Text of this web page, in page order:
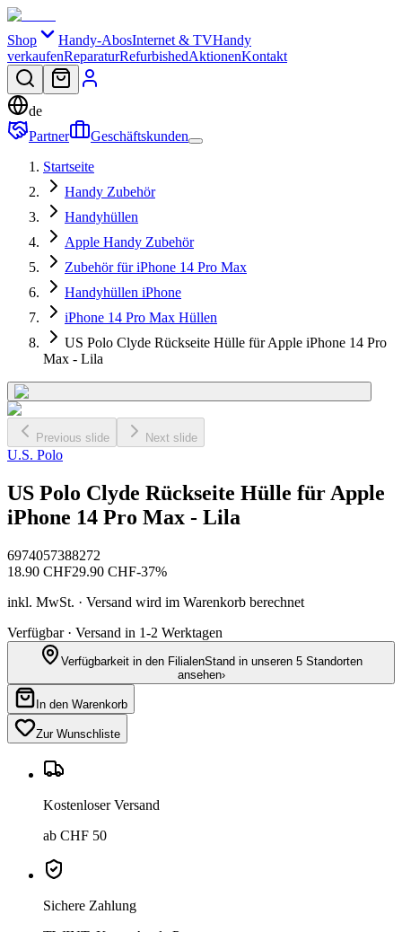
Shop Handy-AbosInternet & TVHandy
verkaufenReparaturRefurbishedAktionenKontakt
de
Partner
Geschäftskunden
Startseite
Handy Zubehör
Handyhüllen
Apple Handy Zubehör
Zubehör für iPhone 14 Pro Max
Handyhüllen iPhone
iPhone 14 Pro Max Hüllen
US Polo Clyde Rückseite Hülle für Apple iPhone 14 Pro
Max - Lila
Previous slide Next slide
U.S. Polo
US Polo Clyde Rückseite Hülle für Apple
iPhone 14 Pro Max - Lila
6974057388272
18.90 CHF29.90 CHF-37%
inkl. MwSt. · Versand wird im Warenkorb berechnet
Verfügbar · Versand in 1-2 Werktagen
Verfügbarkeit in den FilialenStand in unseren 5 Standorten
ansehen›
In den Warenkorb
Zur Wunschliste
Kostenloser Versand
ab CHF 50
Sichere Zahlung